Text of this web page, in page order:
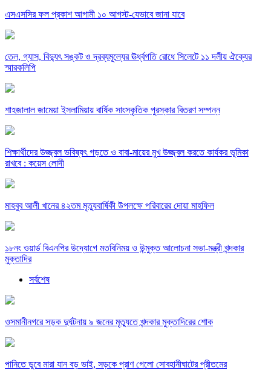
এসএসসির ফল প্রকাশ আগামী ১০ আগস্ট-যেভাবে জানা যাবে
তেল, গ্যাস, বিদ্যুৎ সঙ্কট ও দ্রব্যমূল্যের ঊর্ধ্বগতি রোধে সিলেটে ১১ দলীয় ঐক্যের
স্মারকলিপি
শাহজালাল জামেয়া ইসলামিয়ায় বার্ষিক সাংস্কৃতিক পুরস্কার বিতরণ সম্পন্ন
শিক্ষার্থীদের উজ্জ্বল ভবিষ্যৎ গড়তে ও বাবা-মায়ের মুখ উজ্জ্বল করতে কার্যকর ভূমিকা
রাখবে : কয়েস লোদী
মাহবুব আলী খানের ৪২তম মৃত্যুবার্ষিকী উপলক্ষে পরিবারের দোয়া মাহফিল
১৮নং ওয়ার্ড বিএনপির উদ্যোগে মতবিনিময় ও উন্মুক্ত আলোচনা সভা-মন্ত্রী খন্দকার
মুক্তাদির
সর্বশেষ
ওসমানীনগরে সড়ক দুর্ঘটনায় ৯ জনের মৃত্যুতে খন্দকার মুক্তাদিরের শোক
পানিতে ডুবে মারা যান বড় ভাই, সড়কে প্রাণ গেলো সোবহানীঘাটের প্রীতমের